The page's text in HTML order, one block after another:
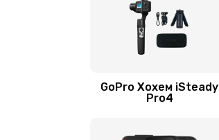
GoPro Хохем iSteady
Pro4